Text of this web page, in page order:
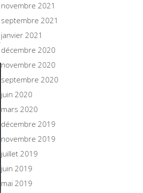
novembre 2021
septembre 2021
janvier 2021
décembre 2020
novembre 2020
septembre 2020
juin 2020
mars 2020
décembre 2019
novembre 2019
juillet 2019
juin 2019
mai 2019